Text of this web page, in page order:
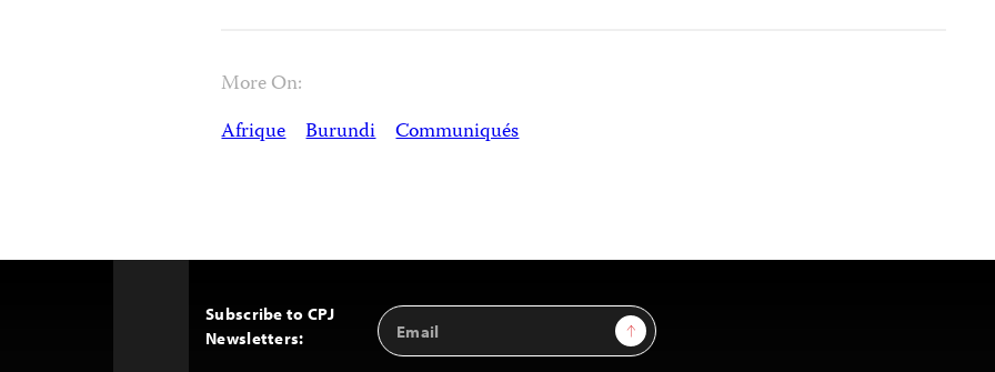
More On:
Afrique Burundi Communiqués
Subscribe to CPJ
Newsletters:
Email
Address
Sign Up